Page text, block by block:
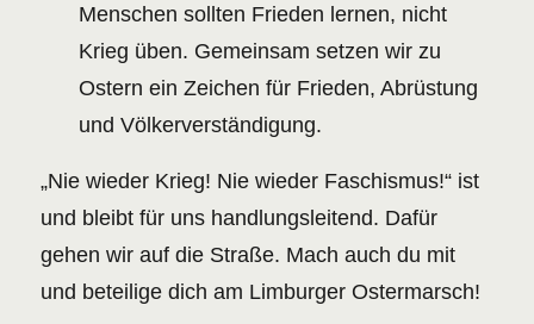
Menschen sollten Frieden lernen, nicht
Krieg üben. Gemeinsam setzen wir zu
Ostern ein Zeichen für Frieden, Abrüstung
und Völkerverständigung.
„Nie wieder Krieg! Nie wieder Faschismus!“ ist
und bleibt für uns handlungsleitend. Dafür
gehen wir auf die Straße. Mach auch du mit
und beteilige dich am Limburger Ostermarsch!